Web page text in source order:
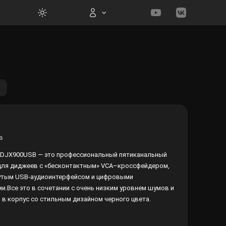
— это профессиональный пятиканальный
диджеев с «бесконтактным» VCA–кроссфейдером,
USB-аудиоинтерфейсом и цифровыми
это в сочетании с очень низким уровнем шумов и
в корпус со стильным дизайном черного цвета.